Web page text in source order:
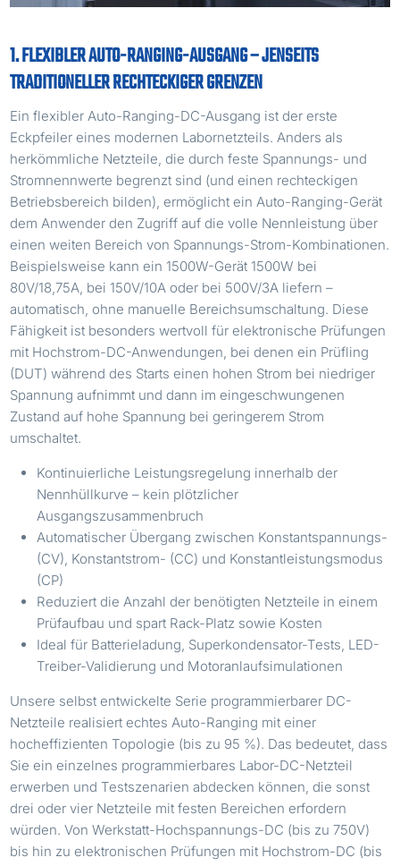
1. FLEXIBLER AUTO-RANGING-AUSGANG – JENSEITS
TRADITIONELLER RECHTECKIGER GRENZEN
Ein flexibler Auto-Ranging-DC-Ausgang ist der erste
Eckpfeiler eines modernen Labornetzteils. Anders als
herkömmliche Netzteile, die durch feste Spannungs- und
Stromnennwerte begrenzt sind (und einen rechteckigen
Betriebsbereich bilden), ermöglicht ein Auto-Ranging-Gerät
dem Anwender den Zugriff auf die volle Nennleistung über
einen weiten Bereich von Spannungs-Strom-Kombinationen.
Beispielsweise kann ein 1500W-Gerät 1500W bei
80V/18,75A, bei 150V/10A oder bei 500V/3A liefern –
automatisch, ohne manuelle Bereichsumschaltung. Diese
Fähigkeit ist besonders wertvoll für elektronische Prüfungen
mit Hochstrom-DC-Anwendungen, bei denen ein Prüfling
(DUT) während des Starts einen hohen Strom bei niedriger
Spannung aufnimmt und dann im eingeschwungenen
Zustand auf hohe Spannung bei geringerem Strom
umschaltet.
Kontinuierliche Leistungsregelung innerhalb der
Nennhüllkurve – kein plötzlicher
Ausgangszusammenbruch
Automatischer Übergang zwischen Konstantspannungs-
(CV), Konstantstrom- (CC) und Konstantleistungsmodus
(CP)
Reduziert die Anzahl der benötigten Netzteile in einem
Prüfaufbau und spart Rack-Platz sowie Kosten
Ideal für Batterieladung, Superkondensator-Tests, LED-
Treiber-Validierung und Motoranlaufsimulationen
Unsere selbst entwickelte Serie programmierbarer DC-
Netzteile realisiert echtes Auto-Ranging mit einer
hocheffizienten Topologie (bis zu 95 %). Das bedeutet, dass
Sie ein einzelnes programmierbares Labor-DC-Netzteil
erwerben und Testszenarien abdecken können, die sonst
drei oder vier Netzteile mit festen Bereichen erfordern
würden. Von Werkstatt-Hochspannungs-DC (bis zu 750V)
bis hin zu elektronischen Prüfungen mit Hochstrom-DC (bis